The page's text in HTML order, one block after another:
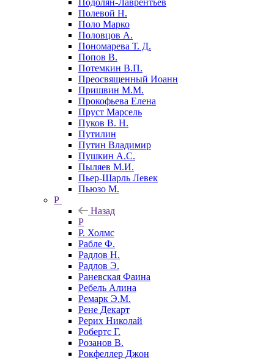
Подолян-Лаврентьев
Полевой Н.
Поло Марко
Половцов А.
Пономарева Т. Д.
Попов В.
Потемкин В.П.
Преосвященный Иоанн
Пришвин М.М.
Прокофьева Елена
Пруст Марсель
Пуков В. Н.
Путилин
Путин Владимир
Пушкин А.С.
Пыляев М.И.
Пьер-Шарль Левек
Пьюзо М.
Р
Назад
Р
Р. Холмс
Рабле Ф.
Радлов Н.
Радлов Э.
Раневская Фаина
Ребель Алина
Ремарк Э.М.
Рене Декарт
Рерих Николай
Робертс Г.
Розанов В.
Рокфеллер Джон